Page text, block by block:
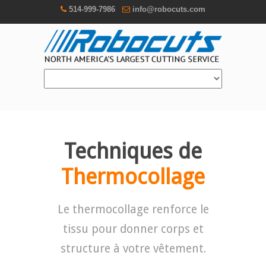
514-999-7986 info@robocuts.com
Techniques de
Thermocollage
Le thermocollage renforce le
tissu pour donner corps et
structure à votre vêtement.